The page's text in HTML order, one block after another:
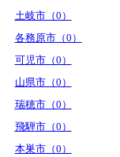
土岐市（0）
各務原市（0）
可児市（0）
山県市（0）
瑞穂市（0）
飛騨市（0）
本巣市（0）